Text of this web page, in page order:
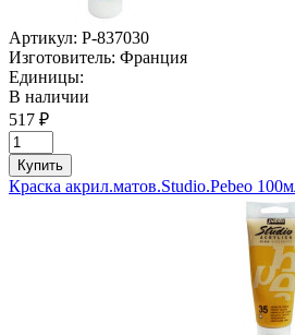
Артикул: P-837030
Изготовитель: Франция
Единицы:
В наличии
517 ₽
Купить
Краска акрил.матов.Studio.Pebeo